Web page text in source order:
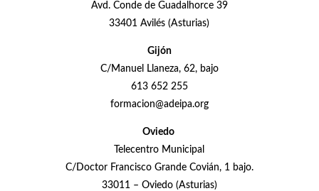
Avd. Conde de Guadalhorce 39
33401 Avilés (Asturias)
Gijón
C/Manuel Llaneza, 62, bajo
613 652 255
formacion@adeipa.org
Oviedo
Telecentro Municipal
C/Doctor Francisco Grande Covián, 1 bajo.
33011 – Oviedo (Asturias)